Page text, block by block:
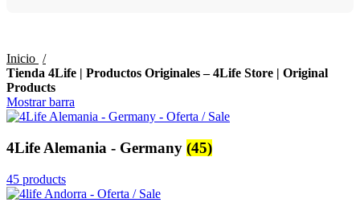
Inicio
Tienda 4Life | Productos Originales – 4Life Store | Original
Products
Mostrar barra
4Life Alemania - Germany (45)
45 products